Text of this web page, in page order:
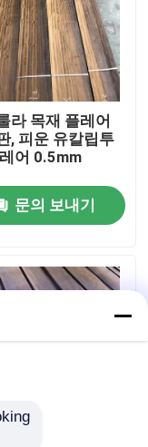
라 목재 플레어
, 피운 유칼립투
어 0.5mm
문의 보내기